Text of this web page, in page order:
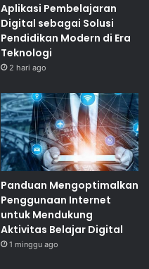
Aplikasi Pembelajaran
Digital sebagai Solusi
Pendidikan Modern di Era
Teknologi
2 hari ago
Panduan Mengoptimalkan
Penggunaan Internet
untuk Mendukung
Aktivitas Belajar Digital
1 minggu ago